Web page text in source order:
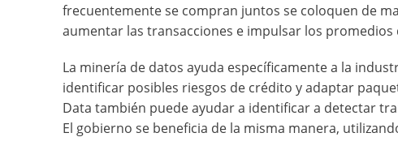
frecuentemente se compran juntos se coloquen de
aumentar las transacciones e impulsar los promedios
La minería de datos ayuda específicamente a la
identificar posibles riesgos de crédito y adaptar
Data también puede ayudar a identificar a detectar
El gobierno se beneficia de la misma manera,